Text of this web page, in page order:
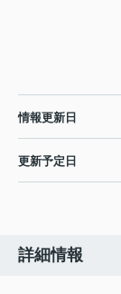
情報更新日
更新予定日
詳細情報